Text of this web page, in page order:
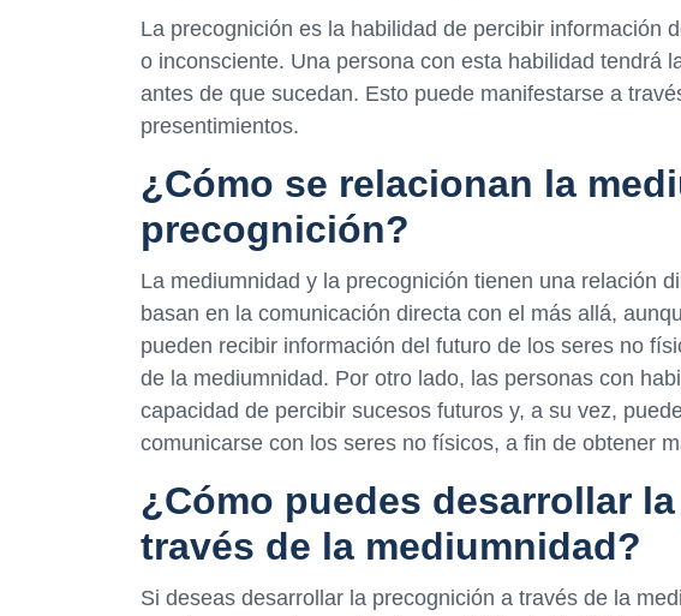
La precognición es la habilidad de percibir información
o inconsciente. Una persona con esta habilidad tendrá
antes de que sucedan. Esto puede manifestarse a
presentimientos.
¿Cómo se relacionan la
precognición?
La mediumnidad y la precognición tienen una relación
basan en la comunicación directa con el más allá,
pueden recibir información del futuro de los seres no
de la mediumnidad. Por otro lado, las personas con
capacidad de percibir sucesos futuros y, a su vez,
comunicarse con los seres no físicos, a fin de obtener
¿Cómo puedes desarrollar
través de la mediumnidad?
Si deseas desarrollar la precognición a través de la